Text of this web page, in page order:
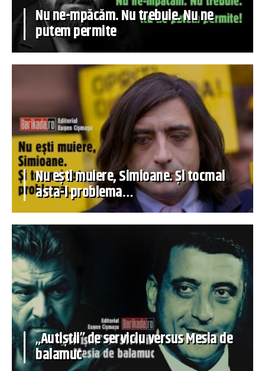
Nu ne-mpăcăm. Nu trebuie. Nu ne
putem permite
Nu ești muiere, Simioane. Și tocmai
asta-i problema…
„Autiștii” de serviciu versus Mesia de
balamuc